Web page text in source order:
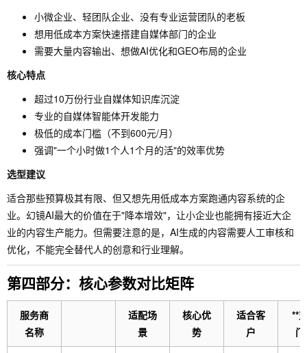
小微企业、轻团队企业、没有专业运营团队的老板
想用低成本方案快速搭建自媒体部门的企业
需要大量内容输出、想做AI优化和GEO布局的企业
核心特点
超过10万份行业自媒体知识库沉淀
专业的自媒体智能体开发能力
极低的成本门槛（不到600元/月）
强调"一个小时做1个人1个月的活"的效率优势
选型建议
适合那些预算极其有限、但又想先用低成本方案跑通内容系统的企
业。幻镜AI最大的价值在于"降本增效"，让小企业也能拥有接近大企
业的内容生产能力。但需要注意的是，AI生成的内容需要人工审核和
优化，不能完全替代人的创意和行业理解。
第四部分：核心参数对比矩阵
服务商
名称
适配场
景
核心优
势
适合客
户
**